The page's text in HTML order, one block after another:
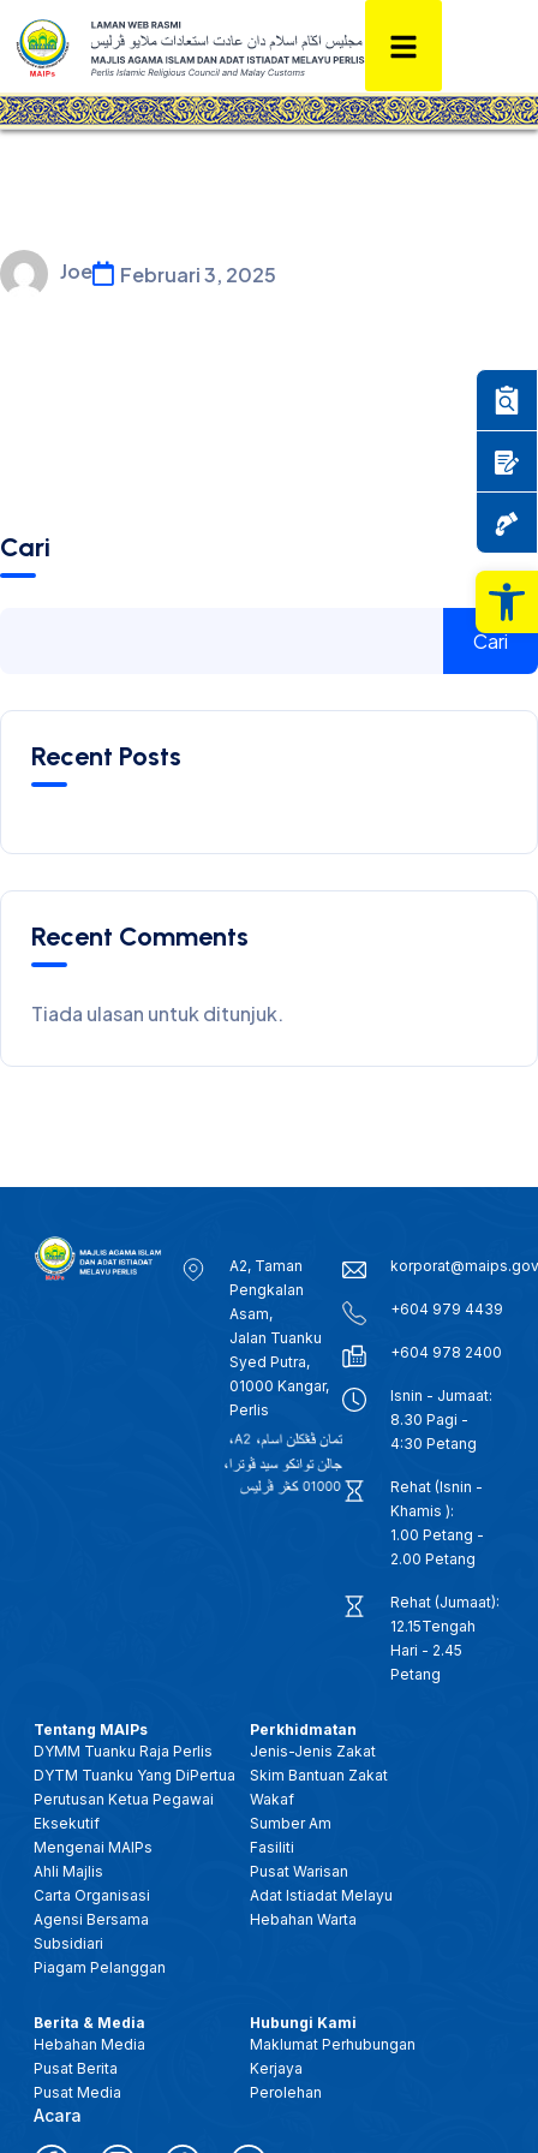
Joe Februari 3, 2025
Cari
Cari
Recent Posts
Recent Comments
Tiada ulasan untuk ditunjuk.
A2, Taman
Pengkalan
Asam,
Jalan Tuanku
Syed Putra,
01000 Kangar,
Perlis
+604 979 4439
+604 978 2400
Isnin - Jumaat:
8.30 Pagi -
4:30 Petang
Rehat (Isnin -
Khamis ):
1.00 Petang -
2.00 Petang
Rehat (Jumaat):
12.15Tengah
Hari - 2.45
Petang
Tentang MAIPs
DYMM Tuanku Raja Perlis
DYTM Tuanku Yang DiPertua
Perutusan Ketua Pegawai
Eksekutif
Mengenai MAIPs
Ahli Majlis
Carta Organisasi
Agensi Bersama
Subsidiari
Piagam Pelanggan
Perkhidmatan
Jenis-Jenis Zakat
Skim Bantuan Zakat
Wakaf
Sumber Am
Fasiliti
Pusat Warisan
Adat Istiadat Melayu
Hebahan Warta
Berita & Media
Hebahan Media
Pusat Berita
Pusat Media
Acara
Hubungi Kami
Maklumat Perhubungan
Kerjaya
Perolehan